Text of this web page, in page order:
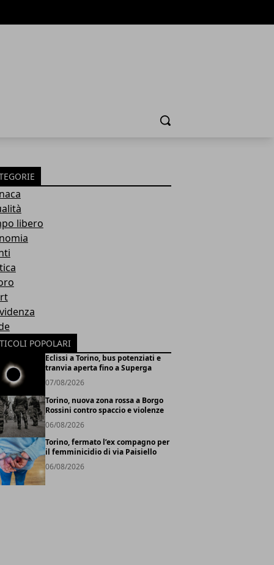
Cerca
libero
POPOLARI
Eclissi a Torino, bus potenziati e
tranvia aperta fino a Superga
07/08/2026
Torino, nuova zona rossa a Borgo
Rossini contro spaccio e violenze
06/08/2026
Torino, fermato l’ex compagno per
il femminicidio di via Paisiello
06/08/2026